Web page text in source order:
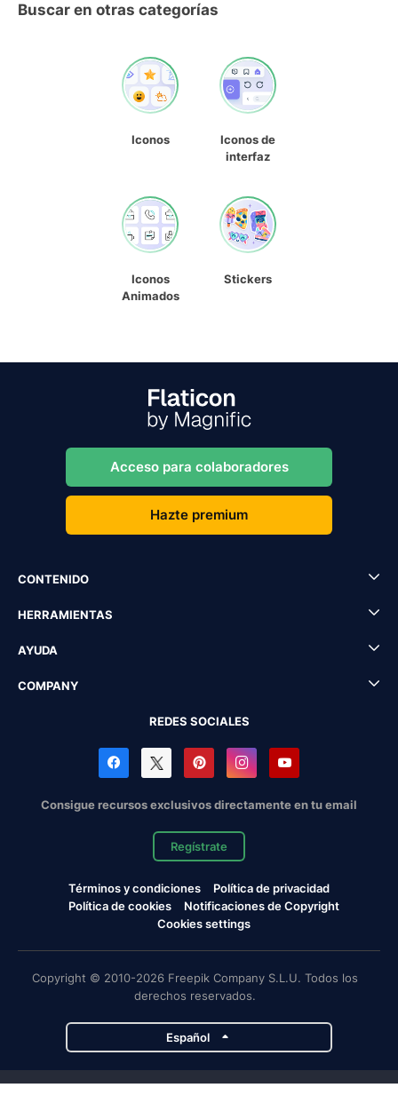
Buscar en otras categorías
Iconos
Iconos de
interfaz
Iconos
Animados
Stickers
Acceso para colaboradores
Hazte premium
CONTENIDO
HERRAMIENTAS
AYUDA
COMPANY
REDES SOCIALES
Consigue recursos exclusivos directamente en tu email
Regístrate
Términos y condiciones
Política de privacidad
Política de cookies
Notificaciones de Copyright
Cookies settings
Copyright © 2010-2026 Freepik Company S.L.U. Todos los
derechos reservados.
Español